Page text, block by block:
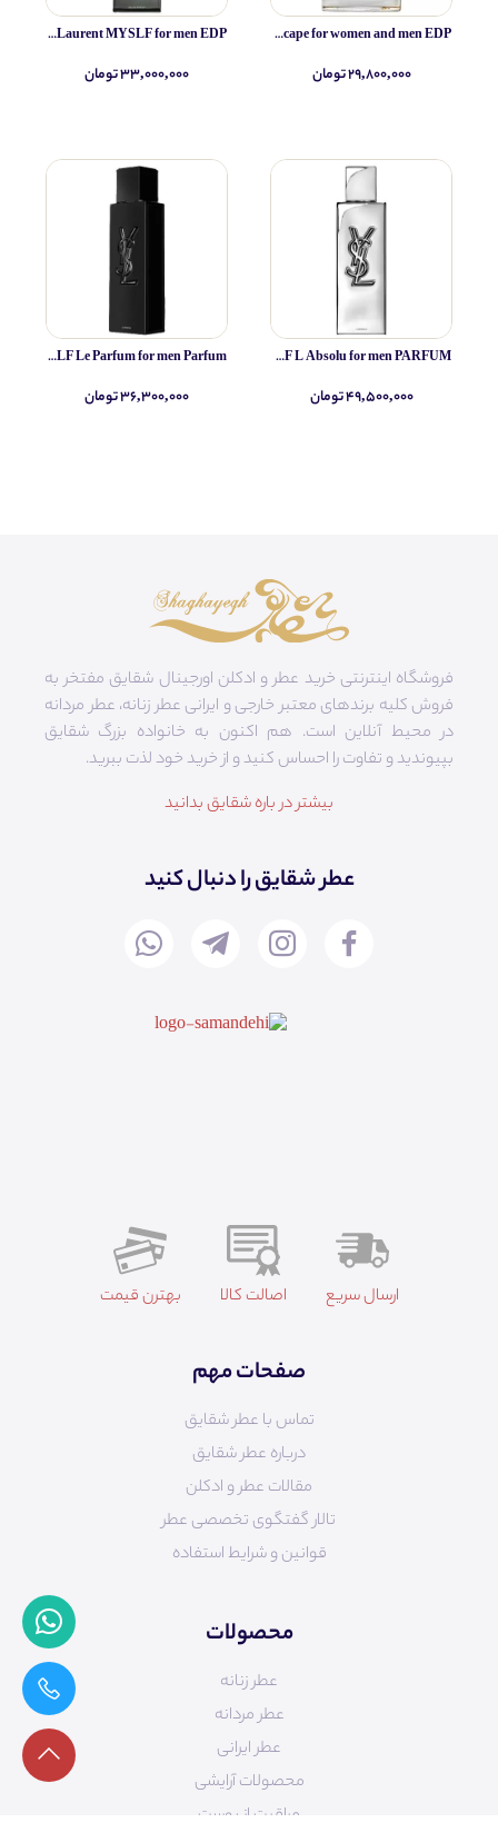
Simone Andreoli Tulum Junglescape for women and men EDP
۲۹,۸۰۰,۰۰۰ تومان
Yves Saint Laurent MYSLF L Absolu for men PARFUM
۴۹,۵۰۰,۰۰۰ تومان
Yves Saint Laurent MYSLF for men EDP
۳۳,۰۰۰,۰۰۰ تومان
Yves Saint Laurent MYSLF Le Parfum for men Parfum
۳۶,۳۰۰,۰۰۰ تومان
فروشگاه اینترنتی خرید عطر و ادکلن اورجینال شقایق مفتخر به
فروش کلیه برندهای معتبر خارجی و ایرانی عطر زنانه، عطر مردانه
در محیط آنلاین است. هم‌ اکنون به خانواده بزرگ شقایق
بپیوندید و تفاوت را احساس کنید و از خرید خود لذت ببرید.
بیشتر در باره شقایق بدانید
عطر شقایق را دنبال کنید
ارسال سریع اصالت کالا بهترن قیمت
صفحات مهم
تماس با عطر شقایق
درباره عطر شقایق
مقالات عطر و ادکلن
تالار گفتگوی تخصصی عطر
قوانین و شرایط استفاده
محصولات
عطر زنانه
عطر مردانه
عطر ایرانی
محصولات آرایشی
مراقبت از پوست